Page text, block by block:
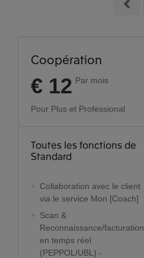
Coopération
€ 12 Par mois
Pour Plus et Professional
Toutes les fonctions de
Standard
Collaboration avec le client
via le service Mon [Coach]
Scan &
Reconnaissance/facturation
en temps réel
(PEPPOL/UBL) -